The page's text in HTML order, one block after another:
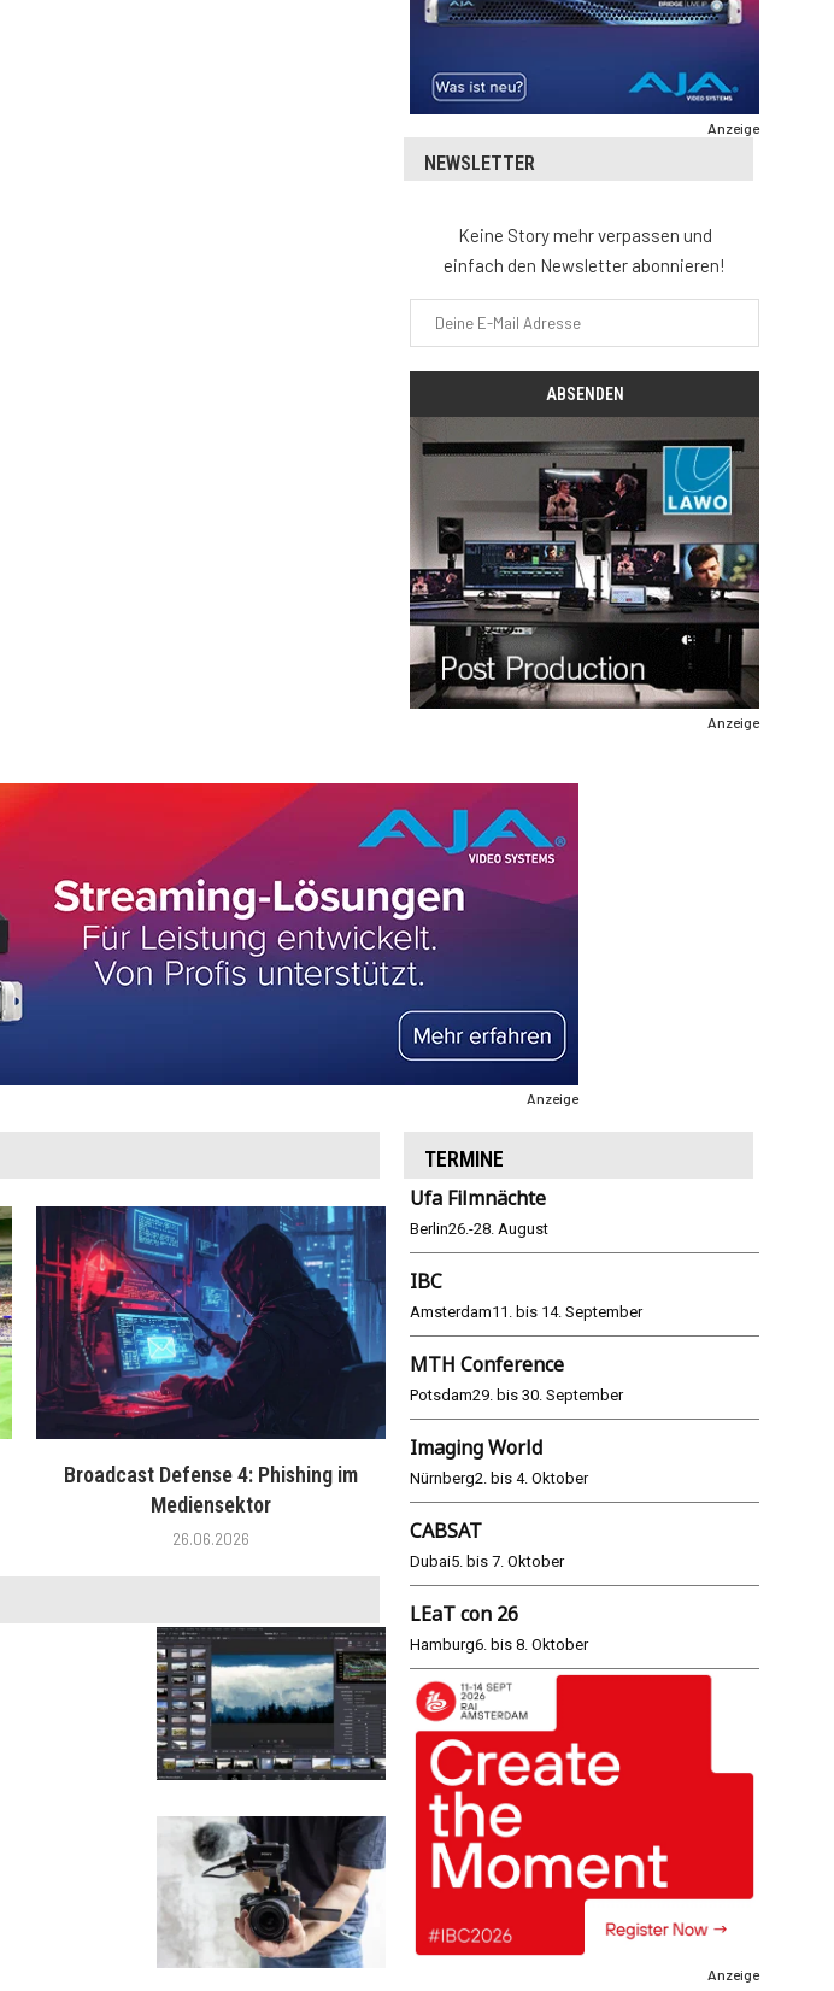
Anzeige
NEWSLETTER
Keine Story mehr verpassen und
einfach den Newsletter abonnieren!
Anzeige
Anzeige
Broadcast Defense 4: Phishing im
Mediensektor
26.06.2026
WM 2026: ARD und ZDF im Remote-
Modus
TERMINE
Ufa Filmnächte
Berlin26.-28. August
IBC
Amsterdam11. bis 14. September
MTH Conference
Potsdam29. bis 30. September
Imaging World
Nürnberg2. bis 4. Oktober
CABSAT
Dubai5. bis 7. Oktober
LEaT con 26
Hamburg6. bis 8. Oktober
Anzeige